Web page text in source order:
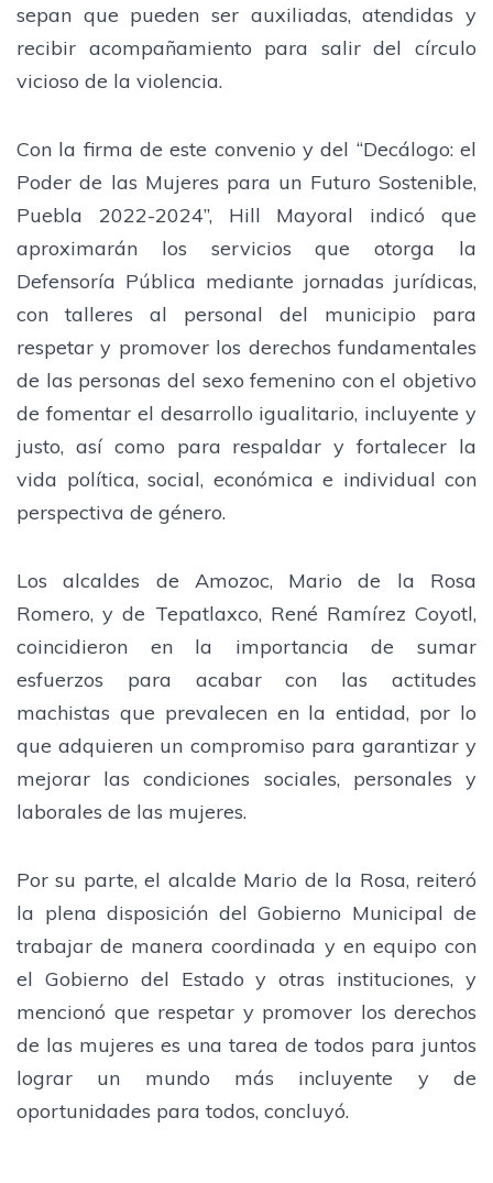
sepan que pueden ser auxiliadas, atendidas y
recibir acompañamiento para salir del círculo
vicioso de la violencia.
Con la firma de este convenio y del “Decálogo: el
Poder de las Mujeres para un Futuro Sostenible,
Puebla 2022-2024”, Hill Mayoral indicó que
aproximarán los servicios que otorga la
Defensoría Pública mediante jornadas jurídicas,
con talleres al personal del municipio para
respetar y promover los derechos fundamentales
de las personas del sexo femenino con el objetivo
de fomentar el desarrollo igualitario, incluyente y
justo, así como para respaldar y fortalecer la
vida política, social, económica e individual con
perspectiva de género.
Los alcaldes de Amozoc, Mario de la Rosa
Romero, y de Tepatlaxco, René Ramírez Coyotl,
coincidieron en la importancia de sumar
esfuerzos para acabar con las actitudes
machistas que prevalecen en la entidad, por lo
que adquieren un compromiso para garantizar y
mejorar las condiciones sociales, personales y
laborales de las mujeres.
Por su parte, el alcalde Mario de la Rosa, reiteró
la plena disposición del Gobierno Municipal de
trabajar de manera coordinada y en equipo con
el Gobierno del Estado y otras instituciones, y
mencionó que respetar y promover los derechos
de las mujeres es una tarea de todos para juntos
lograr un mundo más incluyente y de
oportunidades para todos, concluyó.